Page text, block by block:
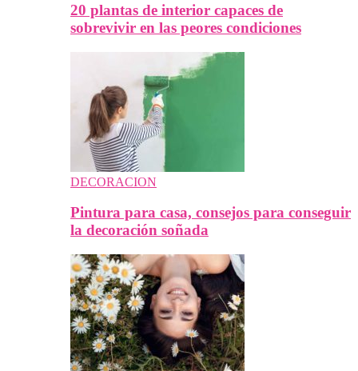
20 plantas de interior capaces de
sobrevivir en las peores condiciones
DECORACION
Pintura para casa, consejos para conseguir
la decoración soñada